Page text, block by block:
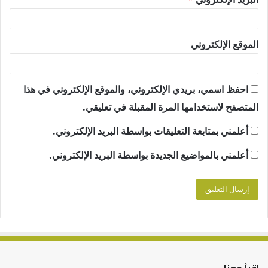
الموقع الإلكتروني
احفظ اسمي، بريدي الإلكتروني، والموقع الإلكتروني في هذا
المتصفح لاستخدامها المرة المقبلة في تعليقي.
أعلمني بمتابعة التعليقات بواسطة البريد الإلكتروني.
أعلمني بالمواضيع الجديدة بواسطة البريد الإلكتروني.